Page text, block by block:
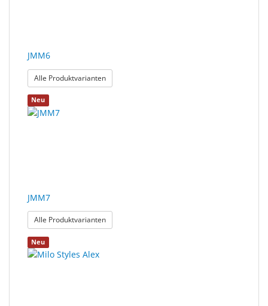
JMM6
Alle Produktvarianten: JMM6
Neu
JMM7
Alle Produktvarianten: JMM7
Neu